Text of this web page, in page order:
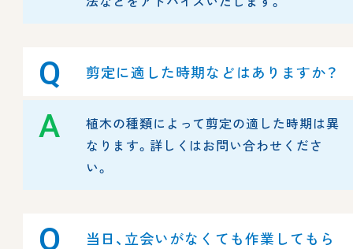
Q 剪定に適した時期などはありますか？
A
植木の種類によって剪定の適した時期は異
なります。詳しくはお問い合わせくださ
い。
Q 当日、立会いがなくても作業してもら